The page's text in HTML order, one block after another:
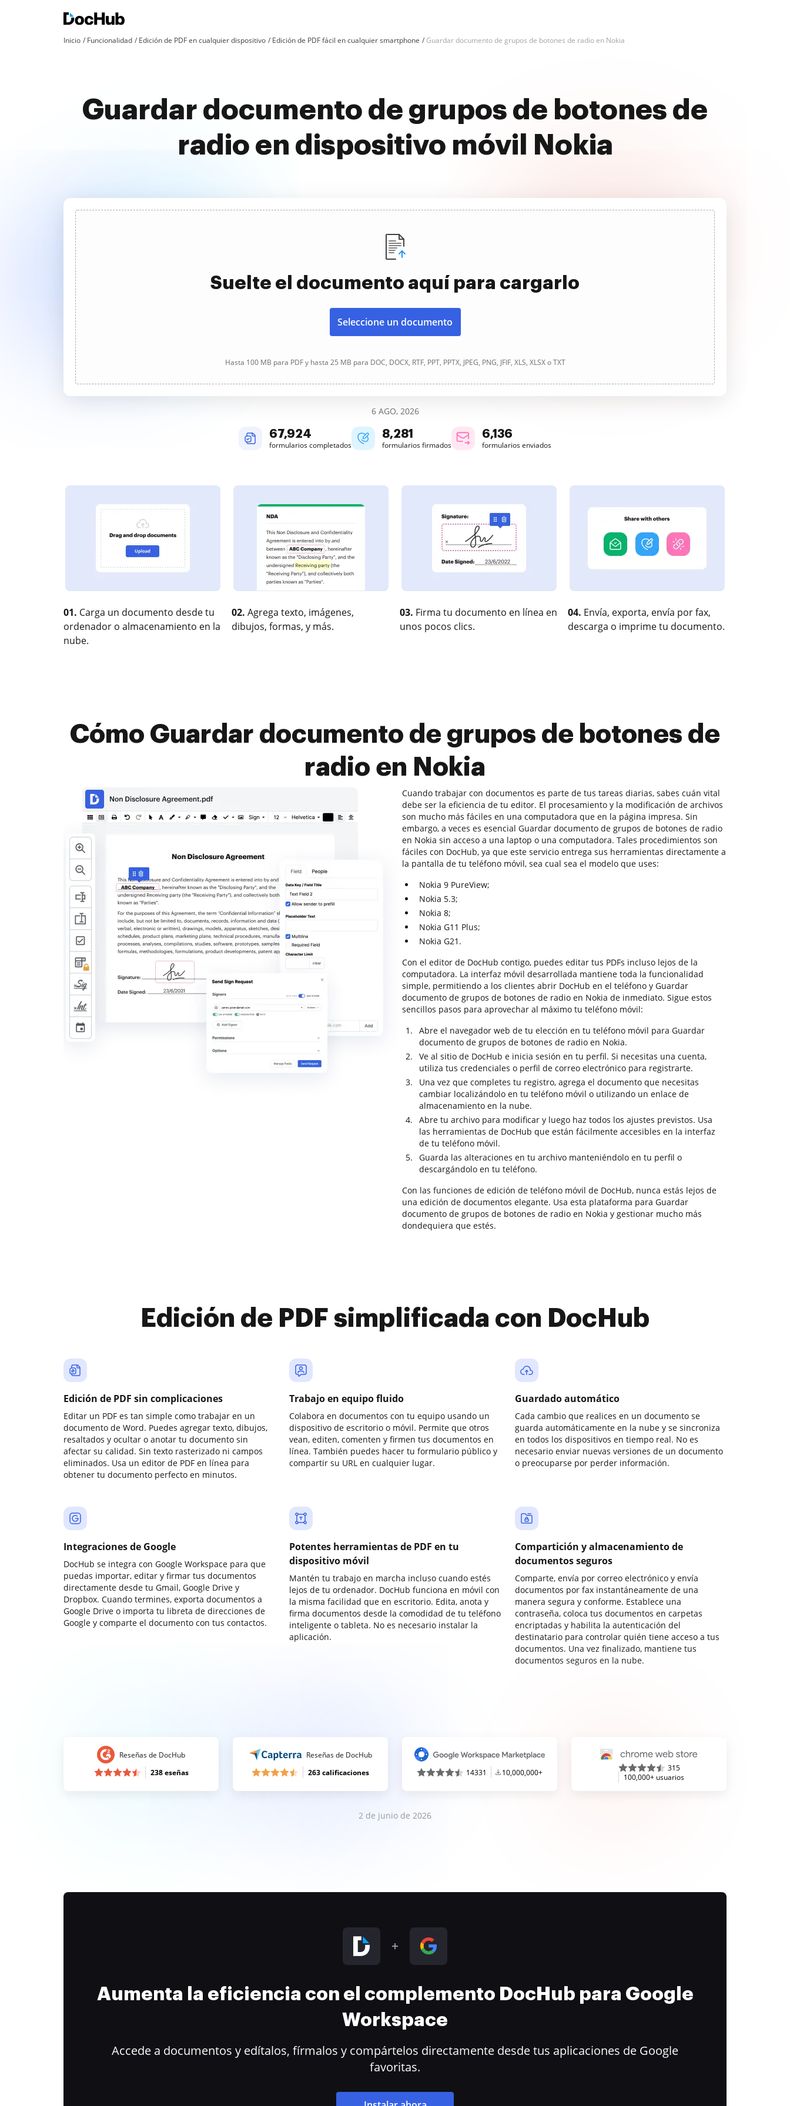
Inicio Funcionalidad Edición de PDF en cualquier dispositivo Edición de PDF fácil en cualquier smartphone Guardar documento de grupos de botones de radio en Nokia
Guardar documento de grupos de botones de
radio en dispositivo móvil Nokia
Suelte el documento aquí para cargarlo
Seleccione un documento
Hasta 100 MB para PDF y hasta 25 MB para DOC, DOCX, RTF, PPT, PPTX, JPEG, PNG, JFIF, XLS, XLSX o TXT
6 AGO, 2026
67,925
formularios completados
8,281
formularios firmados
6,136
formularios enviados
01. Carga un documento desde tu
ordenador o almacenamiento en la
nube.
02. Agrega texto, imágenes,
dibujos, formas, y más.
03. Firma tu documento en línea en
unos pocos clics.
04. Envía, exporta, envía por fax,
descarga o imprime tu documento.
Cómo Guardar documento de grupos de botones de
radio en Nokia
Cuando trabajar con documentos es parte de tus tareas diarias, sabes cuán vital
debe ser la eficiencia de tu editor. El procesamiento y la modificación de archivos
son mucho más fáciles en una computadora que en la página impresa. Sin
embargo, a veces es esencial Guardar documento de grupos de botones de radio
en Nokia sin acceso a una laptop o una computadora. Tales procedimientos son
fáciles con DocHub, ya que este servicio entrega sus herramientas directamente a
la pantalla de tu teléfono móvil, sea cual sea el modelo que uses:
Nokia 9 PureView;
Nokia 5.3;
Nokia 8;
Nokia G11 Plus;
Nokia G21.
Con el editor de DocHub contigo, puedes editar tus PDFs incluso lejos de la
computadora. La interfaz móvil desarrollada mantiene toda la funcionalidad
simple, permitiendo a los clientes abrir DocHub en el teléfono y Guardar
documento de grupos de botones de radio en Nokia de inmediato. Sigue estos
sencillos pasos para aprovechar al máximo tu teléfono móvil:
Abre el navegador web de tu elección en tu teléfono móvil para Guardar
documento de grupos de botones de radio en Nokia.
Ve al sitio de DocHub e inicia sesión en tu perfil. Si necesitas una cuenta,
utiliza tus credenciales o perfil de correo electrónico para registrarte.
Una vez que completes tu registro, agrega el documento que necesitas
cambiar localizándolo en tu teléfono móvil o utilizando un enlace de
almacenamiento en la nube.
Abre tu archivo para modificar y luego haz todos los ajustes previstos. Usa
las herramientas de DocHub que están fácilmente accesibles en la interfaz
de tu teléfono móvil.
Guarda las alteraciones en tu archivo manteniéndolo en tu perfil o
descargándolo en tu teléfono.
Con las funciones de edición de teléfono móvil de DocHub, nunca estás lejos de
una edición de documentos elegante. Usa esta plataforma para Guardar
documento de grupos de botones de radio en Nokia y gestionar mucho más
dondequiera que estés.
Edición de PDF simplificada con DocHub
Edición de PDF sin complicaciones
Editar un PDF es tan simple como trabajar en un
documento de Word. Puedes agregar texto, dibujos,
resaltados y ocultar o anotar tu documento sin
afectar su calidad. Sin texto rasterizado ni campos
eliminados. Usa un editor de PDF en línea para
obtener tu documento perfecto en minutos.
Trabajo en equipo fluido
Colabora en documentos con tu equipo usando un
dispositivo de escritorio o móvil. Permite que otros
vean, editen, comenten y firmen tus documentos en
línea. También puedes hacer tu formulario público y
compartir su URL en cualquier lugar.
Guardado automático
Cada cambio que realices en un documento se
guarda automáticamente en la nube y se sincroniza
en todos los dispositivos en tiempo real. No es
necesario enviar nuevas versiones de un documento
o preocuparse por perder información.
Integraciones de Google
DocHub se integra con Google Workspace para que
puedas importar, editar y firmar tus documentos
directamente desde tu Gmail, Google Drive y
Dropbox. Cuando termines, exporta documentos a
Google Drive o importa tu libreta de direcciones de
Google y comparte el documento con tus contactos.
Potentes herramientas de PDF en tu
dispositivo móvil
Mantén tu trabajo en marcha incluso cuando estés
lejos de tu ordenador. DocHub funciona en móvil con
la misma facilidad que en escritorio. Edita, anota y
firma documentos desde la comodidad de tu teléfono
inteligente o tableta. No es necesario instalar la
aplicación.
Compartición y almacenamiento de
documentos seguros
Comparte, envía por correo electrónico y envía
documentos por fax instantáneamente de una
manera segura y conforme. Establece una
contraseña, coloca tus documentos en carpetas
encriptadas y habilita la autenticación del
destinatario para controlar quién tiene acceso a tus
documentos. Una vez finalizado, mantiene tus
documentos seguros en la nube.
Reseñas de DocHub
238 eseñas
Reseñas de DocHub
263 calificaciones
14331 10,000,000+
315
100,000+ usuarios
2 de junio de 2026
Aumenta la eficiencia con el complemento DocHub para Google
Workspace
Accede a documentos y edítalos, fírmalos y compártelos directamente desde tus aplicaciones de Google
favoritas.